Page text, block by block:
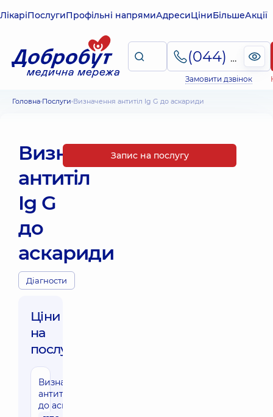
ЛікаріПослугиПрофільні напрямиАдресиЦіниБільшеАкції
(044) 495-2-888
Замовити дзвінок
Головна Послуги Визначення антитіл Ig G до аскариди
Визначення
антитіл
Ig G
до
аскариди
Діагности
Ціни
на
послуги:
Визначення
антитіл Ig G
до аскарид
Запис на послугу